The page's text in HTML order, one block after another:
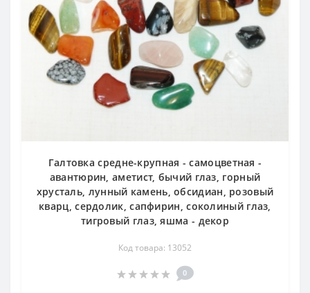
Галтовка средне-крупная - самоцветная -
авантюрин, аметист, бычий глаз, горный
хрусталь, лунный камень, обсидиан, розовый
кварц, сердолик, сапфирин, соколиный глаз,
тигровый глаз, яшма - декор
Код товара: 13052
0